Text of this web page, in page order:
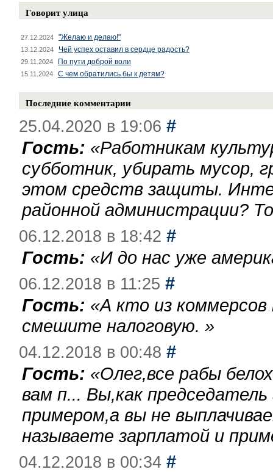
Говорит улица
27.12.2024 "Желаю и делаю!"
13.12.2024 Чей успех оставил в сердце радость?
29.11.2024 По пути доброй воли
15.11.2024 С чем обратились бы к детям?
Последние комментарии
25.04.2020 в 19:06 #
Гость: «Работникам
субботник, убирать мусор,
этом средств защиты.
районной администрации?
06.12.2018 в 18:42 #
Гость: «И до нас уже
06.12.2018 в 11:25 #
Гость: «А кто из
смешите налоговую. »
04.12.2018 в 00:48 #
Гость: «Олег,все рабы
вам п... Вы,как
примером,а вы не
называете зарплатой и
04.12.2018 в 00:34 #